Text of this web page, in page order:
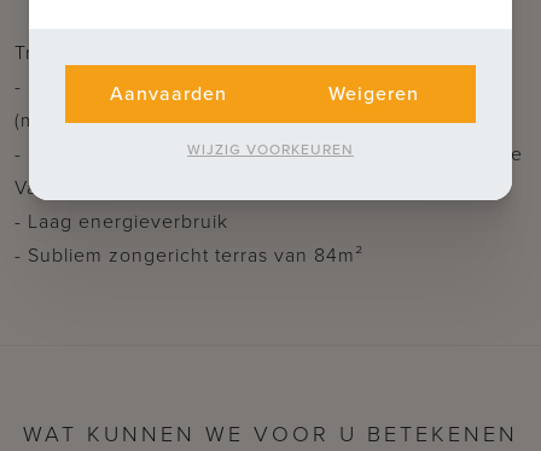
Troeven:
- Luxe-afwerking over het ganse appartement
(modern comfort en stijlvolle materialen)
- Mooie ligging aan de rand van Brugge vlakbij Damse
Vaart
- Laag energieverbruik
- Subliem zongericht terras van 84m²
WAT KUNNEN WE VOOR U BETEKENEN
Aanvaarden Weigeren
WIJZIG VOORKEUREN